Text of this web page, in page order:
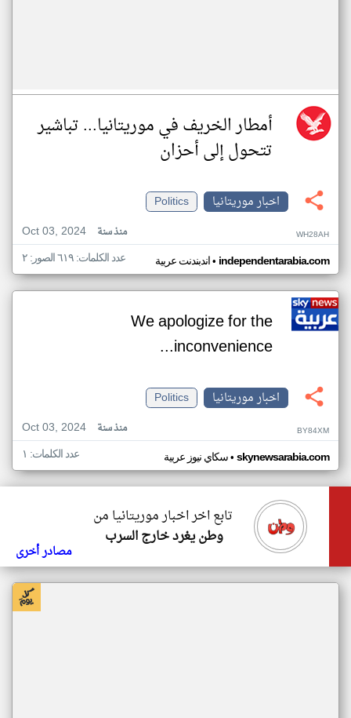
أمطار الخريف في موريتانيا... تباشير
تتحول إلى أحزان
اخبار موريتانيا
Politics
Oct 03, 2024
منذ سنة WH28AH
اندبندنت عربية• independentarabia.com عدد الكلمات: ٦١٩ الصور: ٢
We apologize for the
inconvenience...
اخبار موريتانيا
Politics
Oct 03, 2024
منذ سنة BY84XM
سكاي نيوز عربية• skynewsarabia.com عدد الكلمات: ١
تابع اخر اخبار موريتانيا من
وطن يغرد خارج السرب
مصادر أخرى